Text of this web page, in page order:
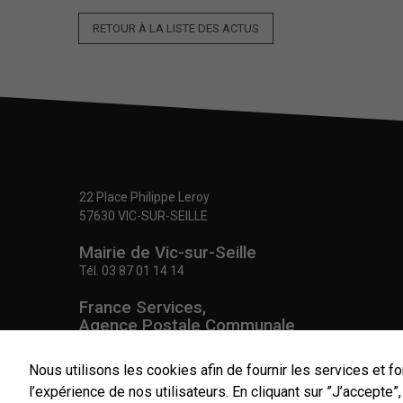
RETOUR À LA LISTE DES ACTUS
22 Place Philippe Leroy
57630 VIC-SUR-SEILLE
Mairie de Vic-sur-Seille
Tél. 03 87 01 14 14
France Services,
Agence Postale Communale
NOUS CONTACTER
Nous utilisons les cookies afin de fournir les services et
l’expérience de nos utilisateurs. En cliquant sur